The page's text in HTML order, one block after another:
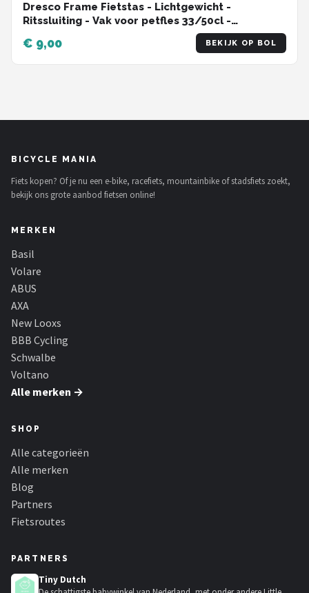
Dresco Frame Fietstas - Lichtgewicht -
Ritssluiting - Vak voor petfles 33/50cl -
€ 9,00 BEKIJK OP BOL
BICYCLE MANIA
Fiets kopen? Of je nu een e-bike, racefiets, mountainbike of stadsfiets zoekt,
bekijk ons grote aanbod fietsen online!
MERKEN
Basil
Volare
ABUS
AXA
New Looxs
BBB Cycling
Schwalbe
Voltano
Alle merken →
SHOP
Alle categorieën
Alle merken
Blog
Partners
Fietsroutes
PARTNERS
Tiny Dutch